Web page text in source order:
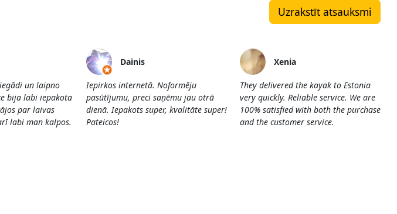
Uzrakstīt atsauksmi
un laipno
bija labi iepakota
par laivas
labi man kalpos.
Dainis
Iepirkos internetā. Noformēju
pasūtījumu, preci saņēmu jau otrā
dienā. Iepakots super, kvalitāte super!
Pateicos!
Xenia
They delivered the kayak to Estonia
very quickly. Reliable service. We are
100% satisfied with both the purchase
and the customer service.